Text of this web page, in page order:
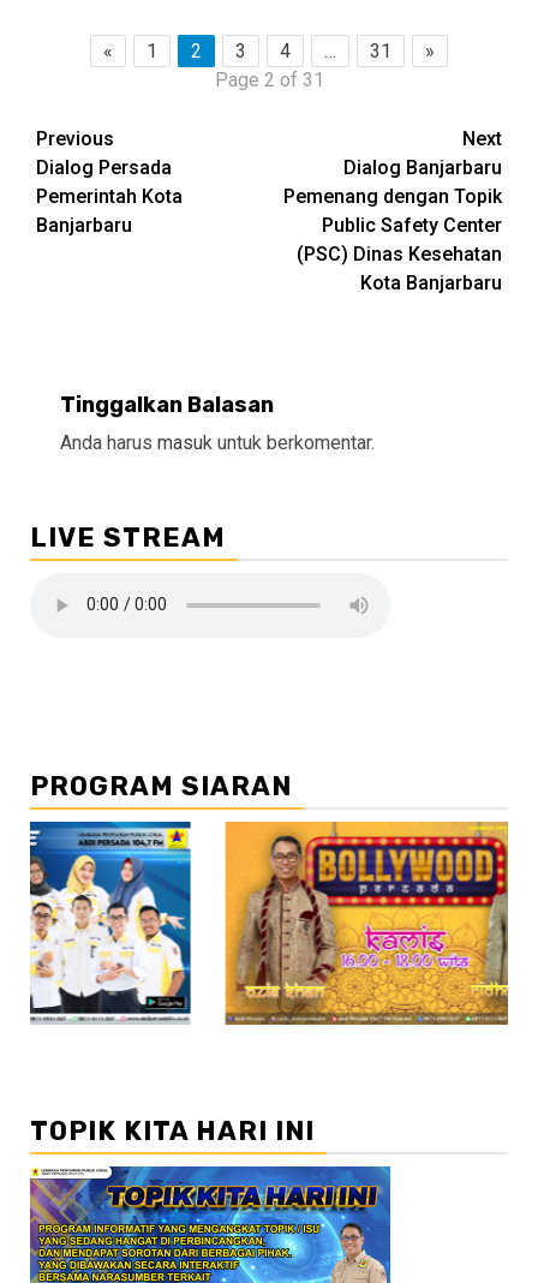
« 1 2 3 4 … 31
»
Page 2 of 31
Continue
Reading
Previous
Dialog Persada
Pemerintah Kota
Banjarbaru
Next
Dialog Banjarbaru
Pemenang dengan Topik
Public Safety Center
(PSC) Dinas Kesehatan
Kota Banjarbaru
Tinggalkan Balasan
Anda harus masuk untuk berkomentar.
LIVE STREAM
PROGRAM SIARAN
//2 //3
TOPIK KITA HARI INI